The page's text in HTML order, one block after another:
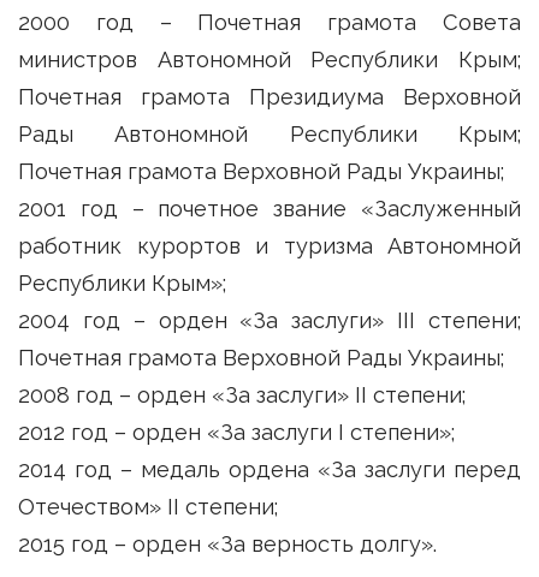
2000 год – Почетная грамота Совета
министров Автономной Республики Крым;
Почетная грамота Президиума Верховной
Рады Автономной Республики Крым;
Почетная грамота Верховной Рады Украины;
2001 год – почетное звание «Заслуженный
работник курортов и туризма Автономной
Республики Крым»;
2004 год – орден «За заслуги» III степени;
Почетная грамота Верховной Рады Украины;
2008 год – орден «За заслуги» II степени;
2012 год – орден «За заслуги I степени»;
2014 год – медаль ордена «За заслуги перед
Отечеством» II степени;
2015 год – орден «За верность долгу».